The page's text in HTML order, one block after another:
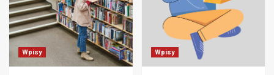
Wpisy Wpisy